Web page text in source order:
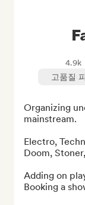
4.9k
고품질
Organizing
mainstream.
Electro,
Doom,
Adding on
Booking a